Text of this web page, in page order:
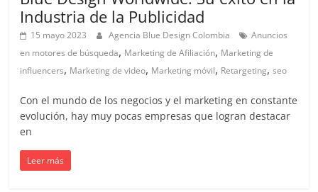
de
Actualidad
y
Mercadeo
en
Industria de la Publicidad
15 mayo 2023 Agencia Blue Design Colombia
Anuncios
en motores de búsqueda, Marketing de Afiliación, Marketing de
influencers, Marketing de video, Marketing móvil, Retargeting,seo
Con el mundo de los negocios y el marketing en constante
evolución, hay muy pocas empresas que logran destacar
en
Leer más